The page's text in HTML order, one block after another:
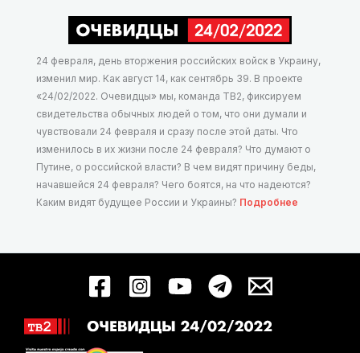
24 февраля, день вторжения российских войск в Украину,
изменил мир. Как август 14, как сентябрь 39. В проекте
«24/02/2022. Очевидцы» мы, команда ТВ2, фиксируем
свидетельства обычных людей о том, что они думали и
чувствовали 24 февраля и сразу после этой даты. Что
изменилось в их жизни после 24 февраля? Что думают о
Путине, о российской власти? В чем видят причину беды,
начавшейся 24 февраля? Чего боятся, на что надеются?
Каким видят будущее России и Украины? Подробнее